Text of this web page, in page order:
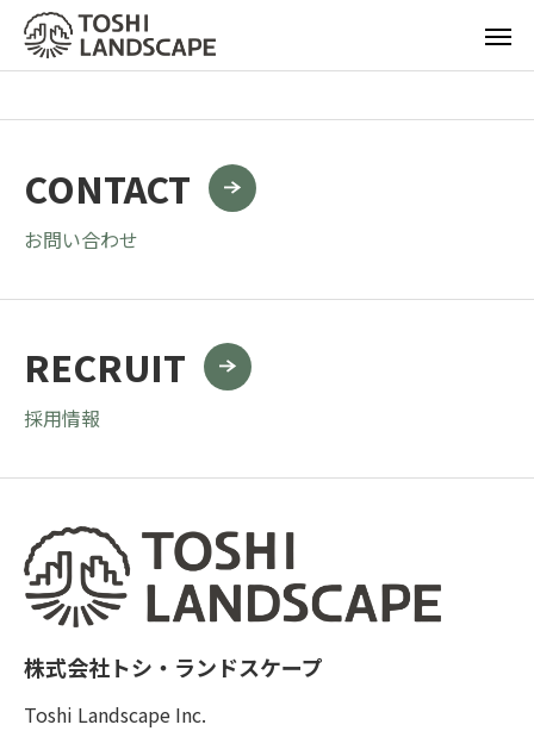
CONTACT
お問い合わせ
RECRUIT
採用情報
株式会社トシ・ランドスケープ
Toshi Landscape Inc.